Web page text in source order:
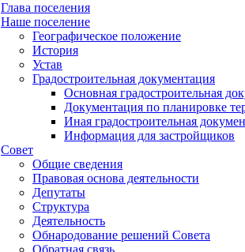
Глава поселения
Наше поселение
Географическое положение
История
Устав
Градостроительная документация
Основная градостроительная
Документация по планировке
Иная градостроительная
Информация для застройщиков
Совет
Общие сведения
Правовая основа деятельности
Депутаты
Структура
Деятельность
Обнародование решений Совета
Обратная связь